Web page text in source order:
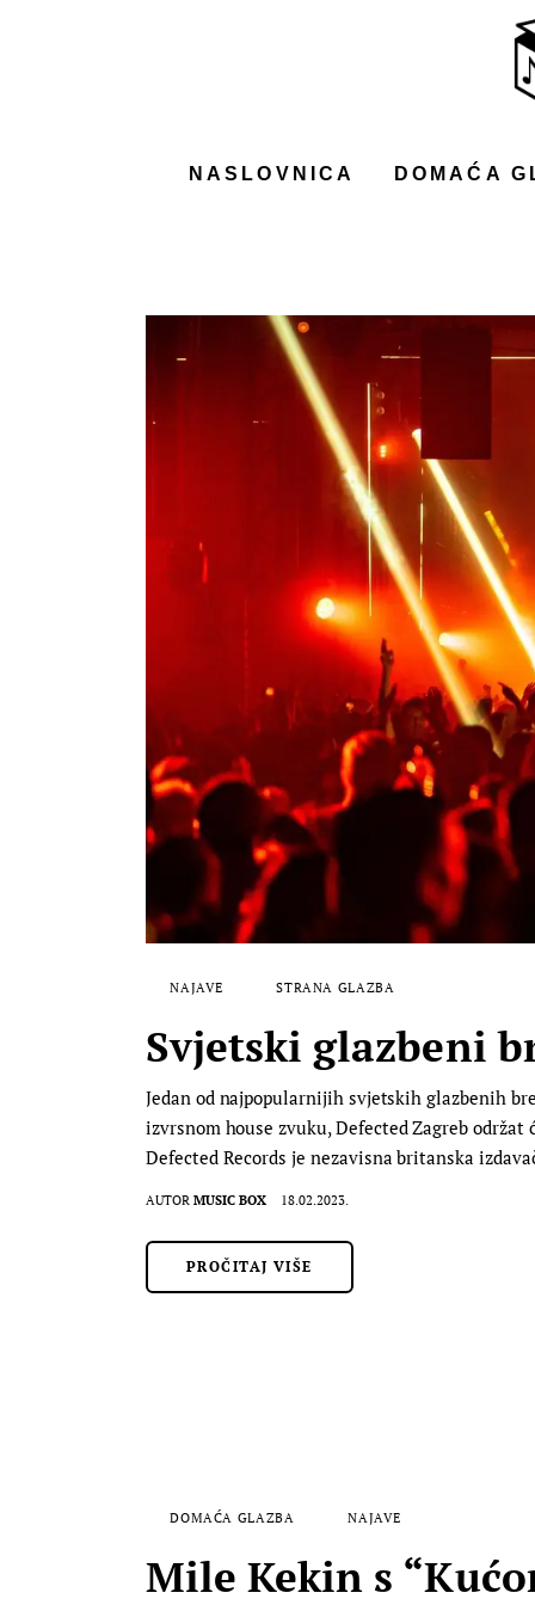
NASLOVNICA DOMAĆA
NAJAVE STRANA GLAZBA
Svjetski glazbeni
Jedan od najpopularnijih svjetskih glazbenih
izvrsnom house zvuku, Defected Zagreb
Defected Records je nezavisna britanska
AUTOR MUSIC BOX 18.02.2023.
PROČITAJ VIŠE
DOMAĆA GLAZBA NAJAVE
Mile Kekin s